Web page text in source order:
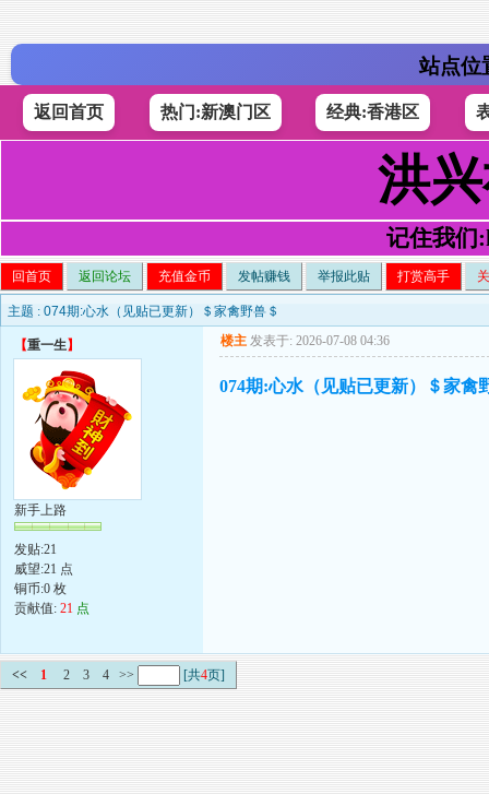
站点位
返回首页 热门:新澳门区 经典:香港区
洪
记住我们
回首页 返回论坛 充值金币 发帖赚钱 举报此贴 打赏高手
主题 : 074期:心水（见贴已更新）＄家禽野兽＄
【重一生】
新手上路
发贴:21
威望:21 点
铜币:0 枚
贡献值: 21 点
楼主 发表于: 2026-07-08 04:36
074期:心水（见贴已更新）＄家禽
<< 1 2 3 4 >> [共4页]